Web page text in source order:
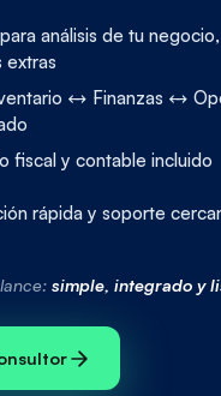
análisis de tu
extras
↔ Finanzas ↔
fiscal y contable incluido
rápida y soporte
simple, integrado y